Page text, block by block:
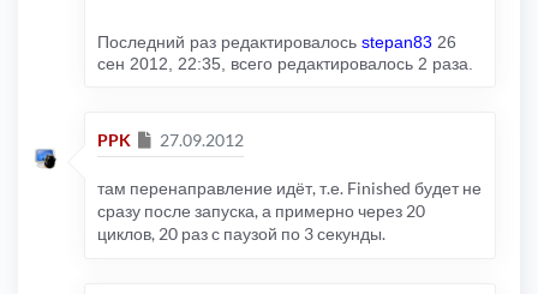
Последний раз редактировалось stepan83 26
сен 2012, 22:35, всего редактировалось 2 раза.
PPK Сообщение
27.09.2012
там перенаправление идёт, т.е. Finished будет не
сразу после запуска, а примерно через 20
циклов, 20 раз с паузой по 3 секунды.